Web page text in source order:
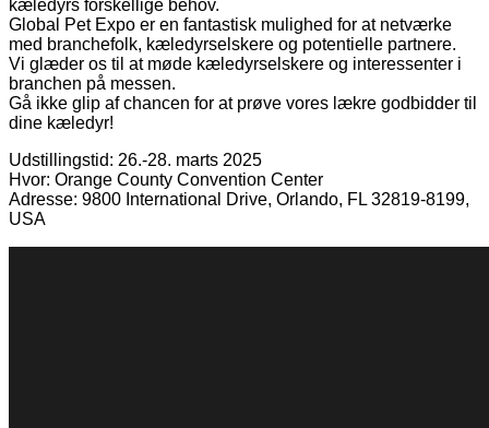
kæledyrs forskellige behov.
Global Pet Expo er en fantastisk mulighed for at netværke
med branchefolk, kæledyrselskere og potentielle partnere.
Vi glæder os til at møde kæledyrselskere og interessenter i
branchen på messen.
Gå ikke glip af chancen for at prøve vores lækre godbidder til
dine kæledyr!
Udstillingstid: 26.-28. marts 2025
Hvor: Orange County Convention Center
Adresse: 9800 International Drive, Orlando, FL 32819-8199,
USA